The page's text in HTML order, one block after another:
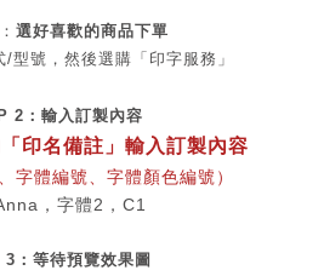
選好喜歡的商品下單
型號，然後選購「印字服務」
2： 輸入訂製內容
印名備註」輸入訂製內容
字體編號、字體顏色編號 ）
，字體2，C1
：等待預覽效果圖